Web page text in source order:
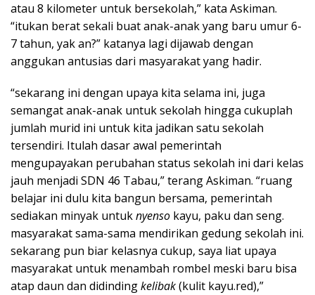
atau 8 kilometer untuk bersekolah,” kata Askiman.
“itukan berat sekali buat anak-anak yang baru umur 6-
7 tahun, yak an?” katanya lagi dijawab dengan
anggukan antusias dari masyarakat yang hadir.
“sekarang ini dengan upaya kita selama ini, juga
semangat anak-anak untuk sekolah hingga cukuplah
jumlah murid ini untuk kita jadikan satu sekolah
tersendiri. Itulah dasar awal pemerintah
mengupayakan perubahan status sekolah ini dari kelas
jauh menjadi SDN 46 Tabau,” terang Askiman. “ruang
belajar ini dulu kita bangun bersama, pemerintah
sediakan minyak untuknyenso kayu, paku dan seng.
masyarakat sama-sama mendirikan gedung sekolah ini.
sekarang pun biar kelasnya cukup, saya liat upaya
masyarakat untuk menambah rombel meski baru bisa
atap daun dan didindingkelibak(kulit kayu.red),”